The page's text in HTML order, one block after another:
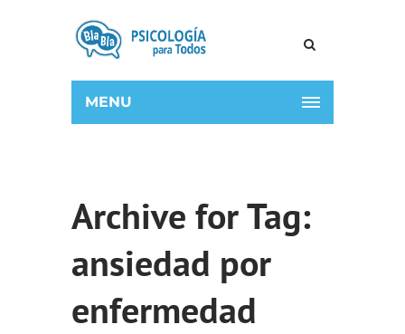
MENU
Archive for Tag:
ansiedad por
enfermedad